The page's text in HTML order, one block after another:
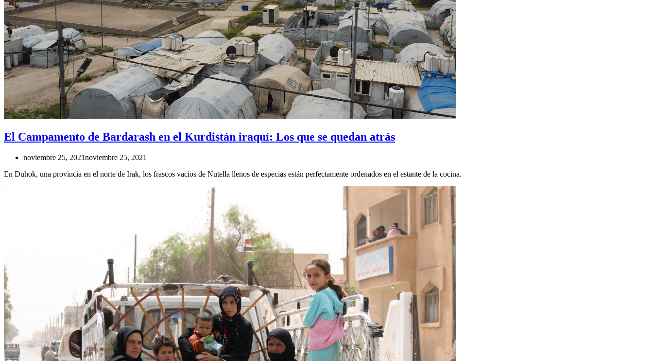
El Campamento de Bardarash en el Kurdistán iraquí: Los que se quedan atrás
noviembre 25, 2021noviembre 25, 2021
En Duhok, una provincia en el norte de Irak, los frascos vacíos de Nutella llenos de especias están perfectamente ordenados en el estante de la cocina.